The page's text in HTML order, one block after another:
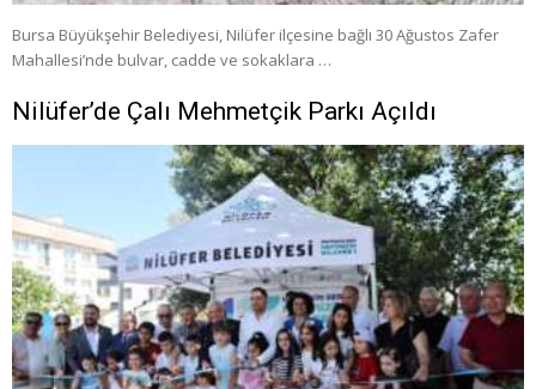
Bursa Büyükşehir Belediyesi, Nilüfer ilçesine bağlı 30 Ağustos Zafer
Mahallesi’nde bulvar, cadde ve sokaklara …
Nilüfer’de Çalı Mehmetçik Parkı Açıldı